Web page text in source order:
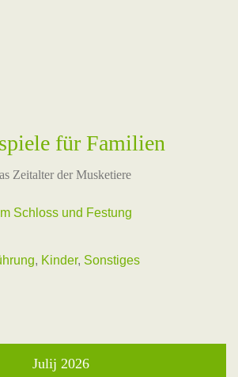
für Familien
Zeitalter der Musketiere
Schloss und Festung
, Kinder, Sonstiges
Julij 2026